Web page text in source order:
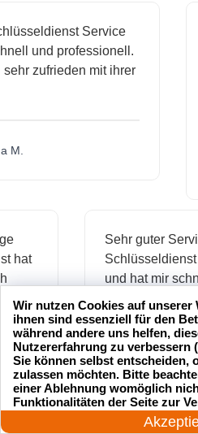
Service
und professionell.
zufrieden mit ihrer
hat
Sehr guter
und hat mir
als ich
verloren
Jonas M.
24 Stunden am Tag
Wir nutzen Cookies auf unserer
ihnen sind essenziell für den
während andere uns helfen,
Nutzererfahrung zu verbessern
Sie können selbst entscheiden,
zulassen möchten. Bitte
einer Ablehnung womöglich
Funktionalitäten der Seite zur